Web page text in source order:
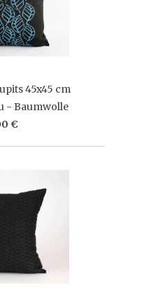
45x45 cm
- Baumwolle
€